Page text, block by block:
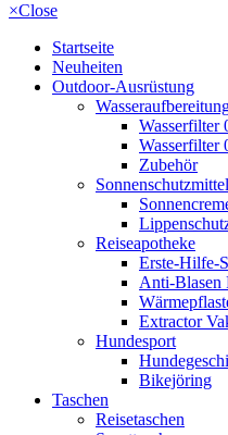
×Close
Startseite
Neuheiten
Outdoor-Ausrüstung
Wasserfilter
Wasserfilter
Zubehör
Sonnenschutzmittel
Reiseapotheke
Erste-Hilfe-
Anti-Blasen
Extractor
Hundesport
Bikejöring
Taschen
Reisetaschen